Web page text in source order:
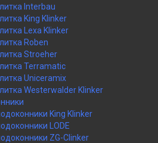
Interbau
King Klinker
Lexa Klinker
Roben
Stroeher
Terramatic
Uniceramix
Westerwalder Klinker
King Klinker
LODE
ZG-Clinker